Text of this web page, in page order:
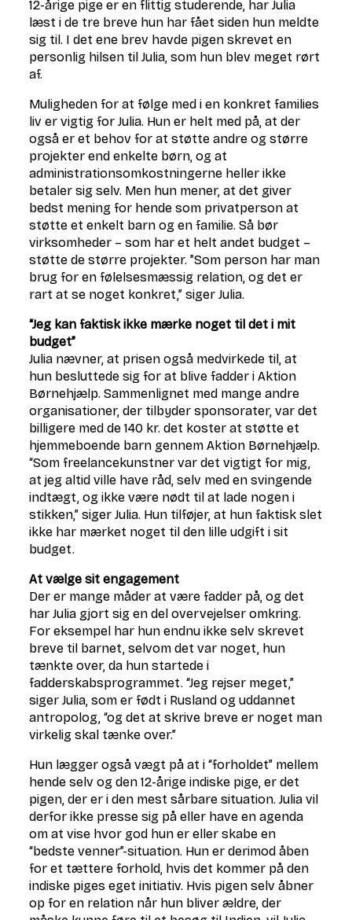
12-årige pige er en flittig studerende, har Julia
læst i de tre breve hun har fået siden hun meldte
sig til. I det ene brev havde pigen skrevet en
personlig hilsen til Julia, som hun blev meget rørt
af.
Muligheden for at følge med i en konkret families
liv er vigtig for Julia. Hun er helt med på, at der
også er et behov for at støtte andre og større
projekter end enkelte børn, og at
administrationsomkostningerne heller ikke
betaler sig selv. Men hun mener, at det giver
bedst mening for hende som privatperson at
støtte et enkelt barn og en familie. Så bør
virksomheder – som har et helt andet budget –
støtte de større projekter. ”Som person har man
brug for en følelsesmæssig relation, og det er
rart at se noget konkret,” siger Julia.
“Jeg kan faktisk ikke mærke noget til det i mit
budget”
Julia nævner, at prisen også medvirkede til, at
hun besluttede sig for at blive fadder i Aktion
Børnehjælp. Sammenlignet med mange andre
organisationer, der tilbyder sponsorater, var det
billigere med de 140 kr. det koster at støtte et
hjemmeboende barn gennem Aktion Børnehjælp.
“Som freelancekunstner var det vigtigt for mig,
at jeg altid ville have råd, selv med en svingende
indtægt, og ikke være nødt til at lade nogen i
stikken,” siger Julia. Hun tilføjer, at hun faktisk slet
ikke har mærket noget til den lille udgift i sit
budget.
At vælge sit engagement
Der er mange måder at være fadder på, og det
har Julia gjort sig en del overvejelser omkring.
For eksempel har hun endnu ikke selv skrevet
breve til barnet, selvom det var noget, hun
tænkte over, da hun startede i
fadderskabsprogrammet. “Jeg rejser meget,”
siger Julia, som er født i Rusland og uddannet
antropolog, “og det at skrive breve er noget man
virkelig skal tænke over.”
Hun lægger også vægt på at i “forholdet” mellem
hende selv og den 12-årige indiske pige, er det
pigen, der er i den mest sårbare situation. Julia vil
derfor ikke presse sig på eller have en agenda
om at vise hvor god hun er eller skabe en
“bedste venner”-situation. Hun er derimod åben
for et tættere forhold, hvis det kommer på den
indiske piges eget initiativ. Hvis pigen selv åbner
op for en relation når hun bliver ældre, der